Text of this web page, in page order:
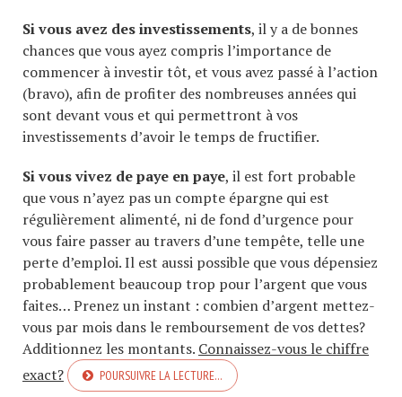
Si vous avez des investissements, il y a de bonnes
chances que vous ayez compris l’importance de
commencer à investir tôt, et vous avez passé à l’action
(bravo), afin de profiter des nombreuses années qui
sont devant vous et qui permettront à vos
investissements d’avoir le temps de fructifier.
Si vous vivez de paye en paye, il est fort probable
que vous n’ayez pas un compte épargne qui est
régulièrement alimenté, ni de fond d’urgence pour
vous faire passer au travers d’une tempête, telle une
perte d’emploi. Il est aussi possible que vous dépensiez
probablement beaucoup trop pour l’argent que vous
faites… Prenez un instant : combien d’argent mettez-
vous par mois dans le remboursement de vos dettes?
Additionnez les montants. Connaissez-vous le chiffre
exact?
POURSUIVRE LA LECTURE…